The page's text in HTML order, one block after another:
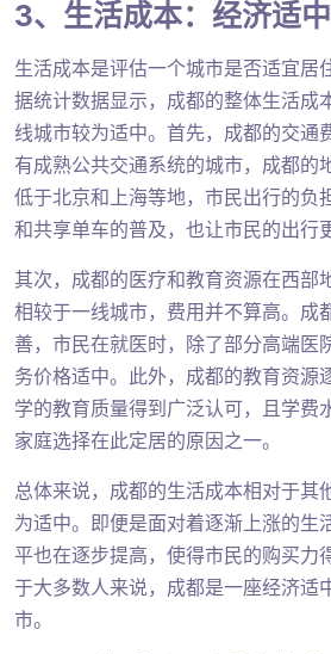
3、生活成本：经济适
生活成本是评估一个城市是否适宜居
据统计数据显示，成都的整体生活成
线城市较为适中。首先，成都的交通
有成熟公共交通系统的城市，成都的
低于北京和上海等地，市民出行的负
和共享单车的普及，也让市民的出行
其次，成都的医疗和教育资源在西部
相较于一线城市，费用并不算高。成
善，市民在就医时，除了部分高端医
务价格适中。此外，成都的教育资源
学的教育质量得到广泛认可，且学费
家庭选择在此定居的原因之一。
总体来说，成都的生活成本相对于其
为适中。即便是面对着逐渐上涨的生
平也在逐步提高，使得市民的购买力
于大多数人来说，成都是一座经济适
市。